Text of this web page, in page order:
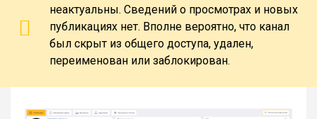
неактуальны. Сведений о просмотрах и новых
публикациях нет. Вполне вероятно, что канал
был скрыт из общего доступа, удален,
переименован или заблокирован.